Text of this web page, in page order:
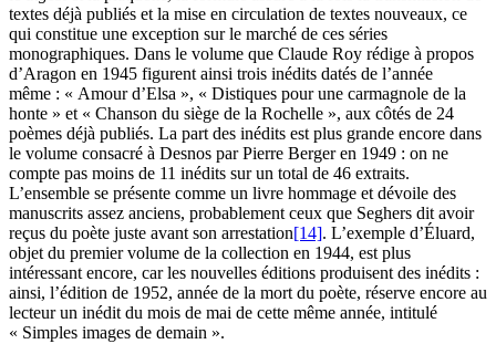
textes déjà publiés et la mise en circulation de textes nouveaux, ce
qui constitue une exception sur le marché de ces séries
monographiques. Dans le volume que Claude Roy rédige à propos
d’Aragon en 1945 figurent ainsi trois inédits datés de l’année
même : « Amour d’Elsa », « Distiques pour une carmagnole de la
honte » et « Chanson du siège de la Rochelle », aux côtés de 24
poèmes déjà publiés. La part des inédits est plus grande encore dans
le volume consacré à Desnos par Pierre Berger en 1949 : on ne
compte pas moins de 11 inédits sur un total de 46 extraits.
L’ensemble se présente comme un livre hommage et dévoile des
manuscrits assez anciens, probablement ceux que Seghers dit avoir
reçus du poète juste avant son arrestation[14]. L’exemple d’Éluard,
objet du premier volume de la collection en 1944, est plus
intéressant encore, car les nouvelles éditions produisent des inédits :
ainsi, l’édition de 1952, année de la mort du poète, réserve encore au
lecteur un inédit du mois de mai de cette même année, intitulé
« Simples images de demain ».